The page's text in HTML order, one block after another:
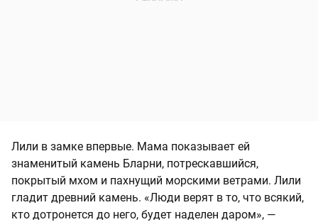
Лили в замке впервые. Мама показывает ей
знаменитый камень Бларни, потрескавшийся,
покрытый мхом и пахнущий морскими ветрами. Лили
гладит древний камень. «Люди верят в то, что всякий,
кто дотронется до него, будет наделен даром», —